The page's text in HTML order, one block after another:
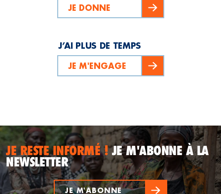
JE DONNE
J’AI PLUS DE TEMPS
JE M'ENGAGE
JE RESTE INFORMÉ !JE M'ABONNE À LA
NEWSLETTER
JE M'ABONNE